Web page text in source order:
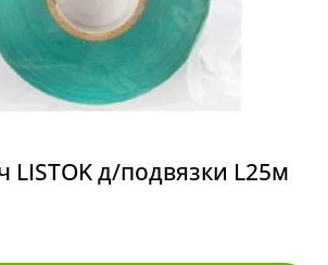
LISTOK д/подвязки L25м